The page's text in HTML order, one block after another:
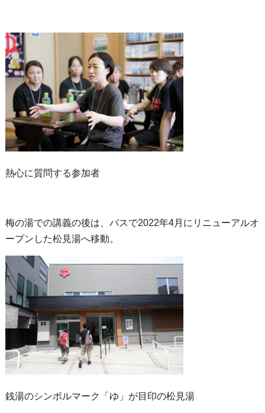
熱心に質問する参加者
梅の湯での講義の後は、バスで2022年4月にリニューアルオ
ープンした松見湯へ移動。
銭湯のシンボルマーク「ゆ」が目印の松見湯